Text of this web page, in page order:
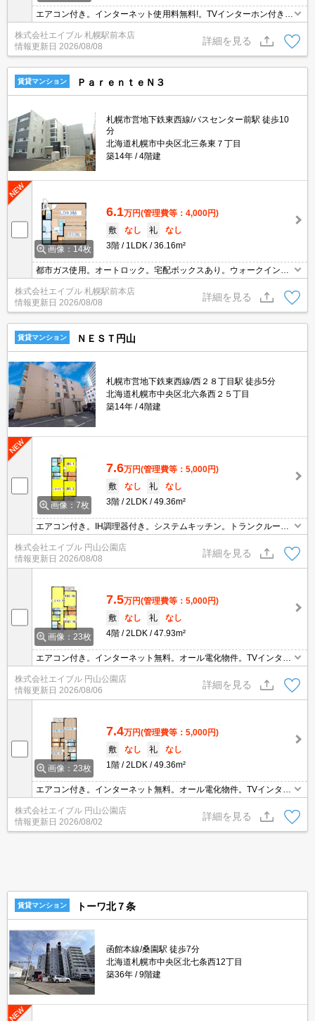
エアコン付き。インターネット使用料無料!。TVインターホン付き。
なし。シャンドレ。駐輪場有。仲介手数料家賃の0.55ヵ月分。
株式会社エイブル 札幌駅前本店
情報更新日 2026/08/08
詳細を見る
賃貸マンション ＰａｒｅｎｔｅＮ３
札幌市営地下鉄東西線/バスセンター前駅 徒歩10
分
北海道札幌市中央区北三条東７丁目
築14年
4階建
画像：14枚
6.1万円(管理費等：4,000円)
敷
なし 礼
なし
3階
1LDK 36.16m²
都市ガス使用。オートロック。宅配ボックスあり。ウォークインク
ャワー付トイレ。要火災保険。エアコン付き。TVインターホン付
き。
株式会社エイブル 札幌駅前本店
情報更新日 2026/08/08
詳細を見る
賃貸マンション ＮＥＳＴ円山
札幌市営地下鉄東西線/西２８丁目駅 徒歩5分
北海道札幌市中央区北六条西２５丁目
築14年
4階建
画像：7枚
7.6万円(管理費等：5,000円)
敷
なし 礼
なし
3階
2LDK 49.36m²
エアコン付き。IH調理器付き。システムキッチン。トランクルーム
ン付き。バルコニー。敷金・礼金なし。仲介手数料家賃の0.55ヵ月
分。
株式会社エイブル 円山公園店
情報更新日 2026/08/08
詳細を見る
画像：23枚
7.5万円(管理費等：5,000円)
敷
なし 礼
なし
4階
2LDK 47.93m²
エアコン付き。インターネット無料。オール電化物件。TVインター
き。シャンドレ。トランクルームあり。契約金（初期費用）クレジ
ット決済可。
株式会社エイブル 円山公園店
情報更新日 2026/08/06
詳細を見る
画像：23枚
7.4万円(管理費等：5,000円)
敷
なし 礼
なし
1階
2LDK 49.36m²
エアコン付き。インターネット無料。オール電化物件。TVインター
有。暖房機付き。バス・トイレ別。初期費用クレジット払い可能。
要火災保険。
株式会社エイブル 円山公園店
情報更新日 2026/08/02
詳細を見る
賃貸マンション トーワ北７条
函館本線/桑園駅 徒歩7分
北海道札幌市中央区北七条西12丁目
築36年
9階建